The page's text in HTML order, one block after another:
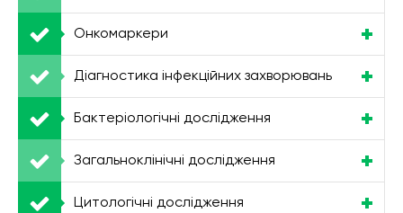
Онкомаркери
Діагностика інфекційних захворювань
Бактеріологічні дослідження
Загальноклінічні дослідження
Цитологічні дослідження